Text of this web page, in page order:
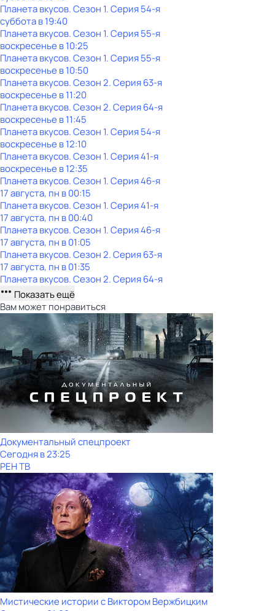
Планета вкусов. Сезон 1. Серия 54-я
субботав19:40
Планета вкусов. Сезон 1. Серия 55-я
воскресенье в10:25
Планета вкусов. Сезон 1. Серия 55-я
воскресенье в10:50
Планета вкусов. Сезон 2. Серия 63-я
воскресенье в11:20
Планета вкусов. Сезон 2. Серия 64-я
воскресенье в11:45
Планета вкусов. Сезон 1. Серия 54-я
воскресенье в12:10
Планета вкусов. Сезон 1. Серия 41-я
воскресенье в12:35
Планета вкусов. Сезон 1. Серия 46-я
17 августа, пн в 00:15
Планета вкусов. Сезон 1. Серия 41-я
17 августа, пн в 00:40
Планета вкусов. Сезон 1. Серия 46-я
17 августа, пн в 01:05
Планета вкусов. Сезон 2. Серия 63-я
17 августа, пн в 01:35
Планета вкусов. Сезон 2. Серия 64-я
Показать ещё
Вам может понравиться
Документальный спецпроект
Сегодня в 23:25
РЕН ТВ
Мистические истории с Виктором Вержбицким